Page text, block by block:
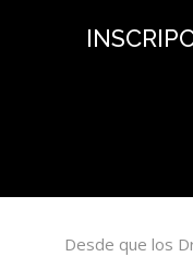
Desde que los